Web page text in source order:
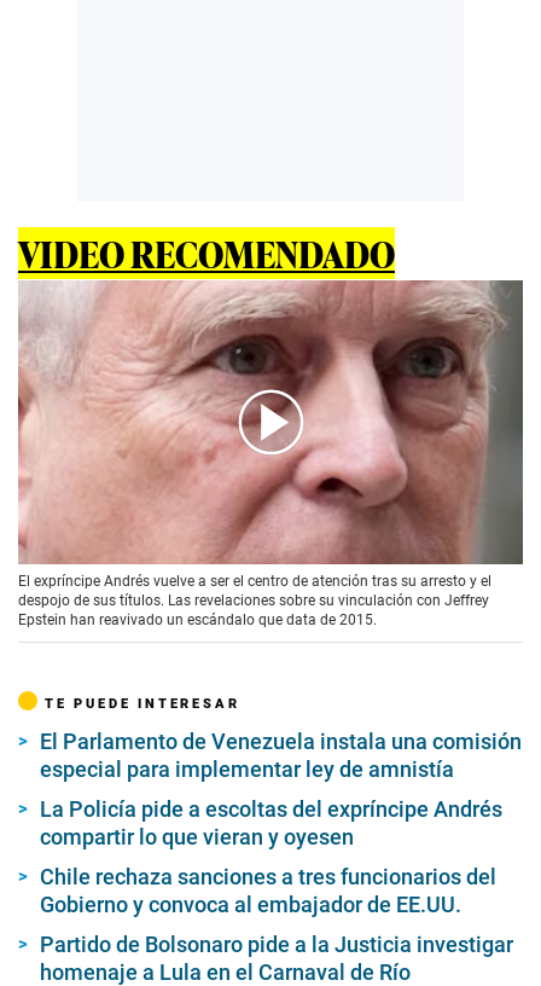
VIDEO RECOMENDADO
00:00
El expríncipe Andrés vuelve a ser el centro de atención tras su arresto y el
despojo de sus títulos. Las revelaciones sobre su vinculación con Jeffrey
Epstein han reavivado un escándalo que data de 2015.
TE PUEDE INTERESAR
El Parlamento de Venezuela instala una comisión
especial para implementar ley de amnistía
La Policía pide a escoltas del expríncipe Andrés
compartir lo que vieran y oyesen
Chile rechaza sanciones a tres funcionarios del
Gobierno y convoca al embajador de EE.UU.
Partido de Bolsonaro pide a la Justicia investigar
homenaje a Lula en el Carnaval de Río